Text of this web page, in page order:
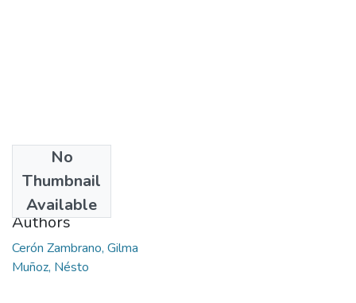
No
Thumbnail
Available
2018
Authors
Cerón Zambrano, Gilma
Muñoz, Nésto